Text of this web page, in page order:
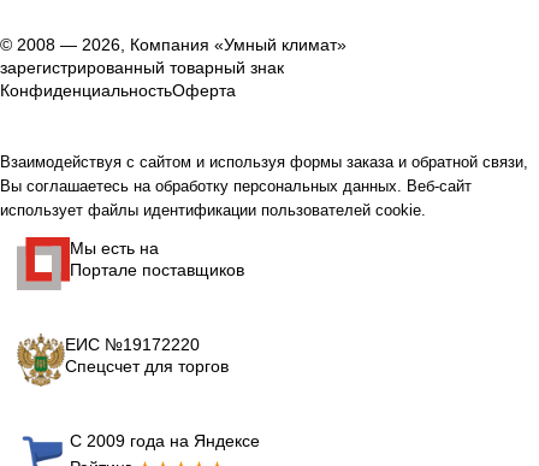
© 2008 — 2026, Компания «Умный климат»
зарегистрированный товарный знак
КонфиденциальностьОферта
Взаимодействуя с сайтом и используя формы заказа и обратной связи,
Вы соглашаетесь на обработку персональных данных. Веб-сайт
использует файлы идентификации пользователей cookie.
Мы есть на
Портале поставщиков
ЕИС №19172220
Спецсчет для торгов
С 2009 года на Яндексе